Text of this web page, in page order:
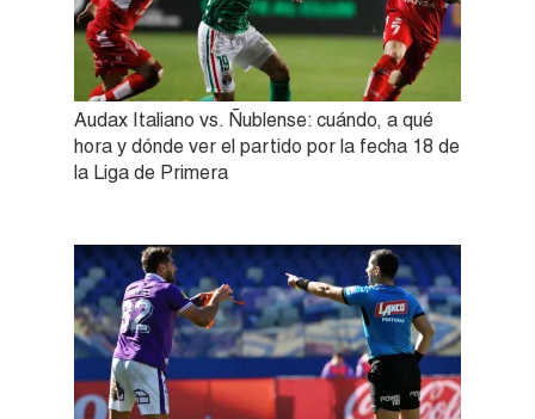
Audax Italiano vs. Ñublense: cuándo, a qué
hora y dónde ver el partido por la fecha 18 de
la Liga de Primera